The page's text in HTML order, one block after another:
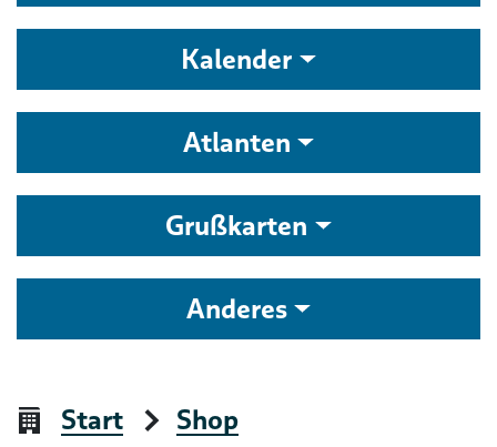
Kalender
Atlanten
Grußkarten
Anderes
Start
Shop